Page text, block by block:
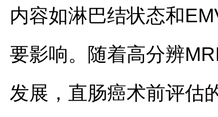
内容如淋巴结状态和
要影响。随着高分辨
发展，直肠癌术前评估